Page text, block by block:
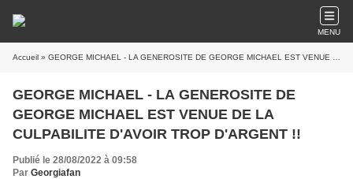
MENU
Accueil » GEORGE MICHAEL - LA GENEROSITE DE GEORGE MICHAEL EST VENUE DE LA CULPABILITE D'AVOIR TROP D'ARGENT !!
GEORGE MICHAEL - LA GENEROSITE DE
GEORGE MICHAEL EST VENUE DE LA
CULPABILITE D'AVOIR TROP D'ARGENT !!
Publié le 28/08/2022 à 09:58
Par Georgiafan